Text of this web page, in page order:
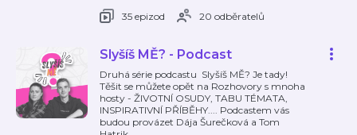
35 epizod
20 odběratelů
Slyšíš MĚ? - Podcast
Druhá série podcastu Slyšíš MĚ? Je tady!
Těšit se můžete opět na Rozhovory s mnoha
hosty - ŽIVOTNÍ OSUDY, TABU TÉMATA,
INSPIRATIVNÍ PŘÍBĚHY.... Podcastem vás
budou provázet Dája Šurečková a Tom